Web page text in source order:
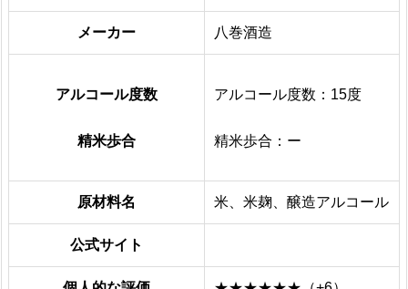
メーカー 八巻酒造
アルコール度数
精米歩合
アルコール度数：15度
精米歩合：ー
原材料名 米、米麹、醸造アルコール
公式サイト